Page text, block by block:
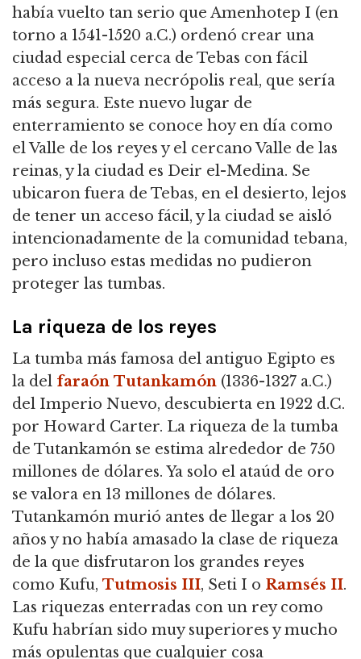
había vuelto tan serio que Amenhotep I (en
torno a 1541-1520 a.C.) ordenó crear una
ciudad especial cerca de Tebas con fácil
acceso a la nueva necrópolis real, que sería
más segura. Este nuevo lugar de
enterramiento se conoce hoy en día como
el Valle de los reyes y el cercano Valle de las
reinas, y la ciudad es Deir el-Medina. Se
ubicaron fuera de Tebas, en el desierto, lejos
de tener un acceso fácil, y la ciudad se aisló
intencionadamente de la comunidad tebana,
pero incluso estas medidas no pudieron
proteger las tumbas.
La riqueza de los reyes
La tumba más famosa del antiguo Egipto es
la del faraón Tutankamón (1336-1327 a.C.)
del Imperio Nuevo, descubierta en 1922 d.C.
por Howard Carter. La riqueza de la tumba
de Tutankamón se estima alrededor de 750
millones de dólares. Ya solo el ataúd de oro
se valora en 13 millones de dólares.
Tutankamón murió antes de llegar a los 20
años y no había amasado la clase de riqueza
de la que disfrutaron los grandes reyes
como Kufu, Tutmosis III, Seti I o Ramsés II.
Las riquezas enterradas con un rey como
Kufu habrían sido muy superiores y mucho
más opulentas que cualquier cosa